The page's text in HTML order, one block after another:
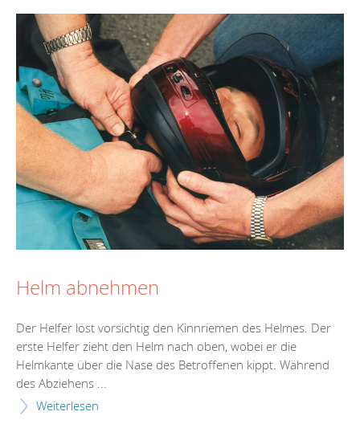
Helm abnehmen
Der Helfer löst vorsichtig den Kinnriemen des Helmes. Der
erste Helfer zieht den Helm nach oben, wobei er die
Helmkante über die Nase des Betroffenen kippt. Während
des Abziehens ...
Weiterlesen